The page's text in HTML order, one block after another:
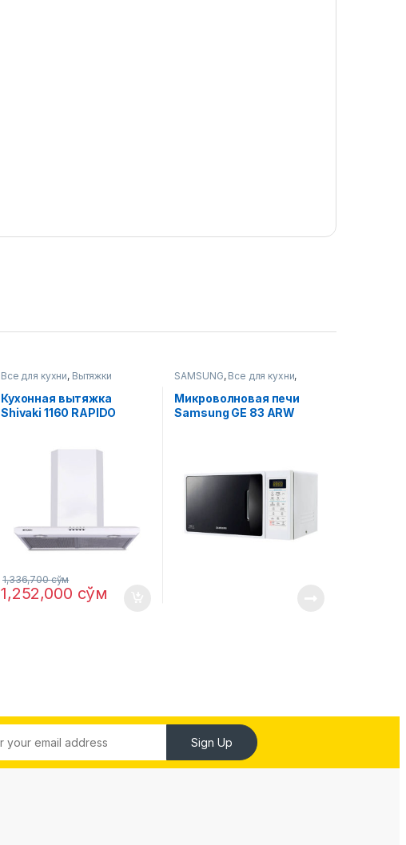
Все для кухни, Вытяжки
Кухонная вытяжка
Shivaki 1160 RAPIDO
1,252,000 сўм
1,336,700сўм
SAMSUNG, Все для кухни,
Микроволновые печи
Микроволновая печи
Samsung GE 83 ARW
Sign Up